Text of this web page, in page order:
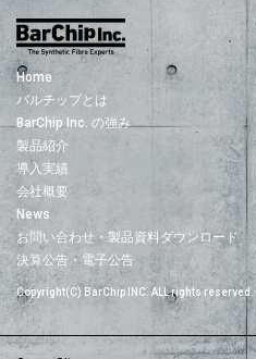
Home
バルチップとは
BarChip Inc. の強み
製品紹介
導入実績
会社概要
News
お問い合わせ・製品資料ダウンロード
決算公告・電子公告
Copyright(C) BarChip INC. ALL rights reserved.